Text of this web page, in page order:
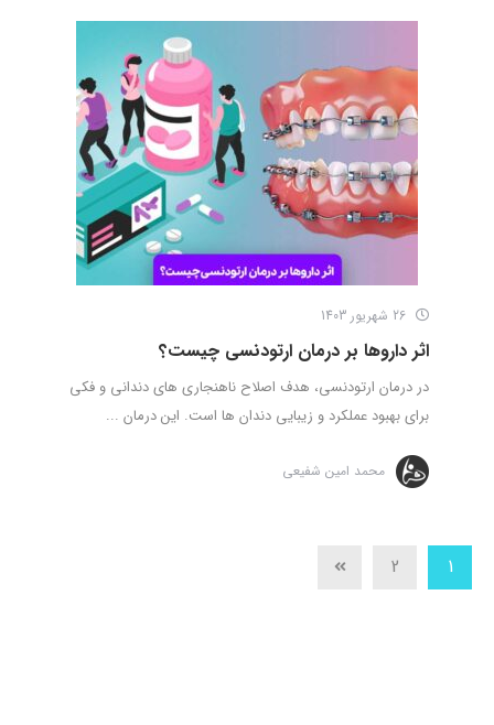
اثر داروها بر درمان ارتودنسی چیست؟
در درمان ارتودنسی، هدف اصلاح ناهنجاری های دندانی و فکی
برای بهبود عملکرد و زیبایی دندان ها است. این درمان ...
محمد امین شفیعی
1
2